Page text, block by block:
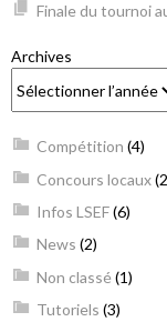
Finale du tournoi
Archives
Compétition (4)
Concours locaux
Infos LSEF(6)
News (2)
Non classé (1)
Tutoriels (3)